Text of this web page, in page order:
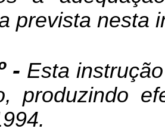
prevista nesta
- Esta
produzindo